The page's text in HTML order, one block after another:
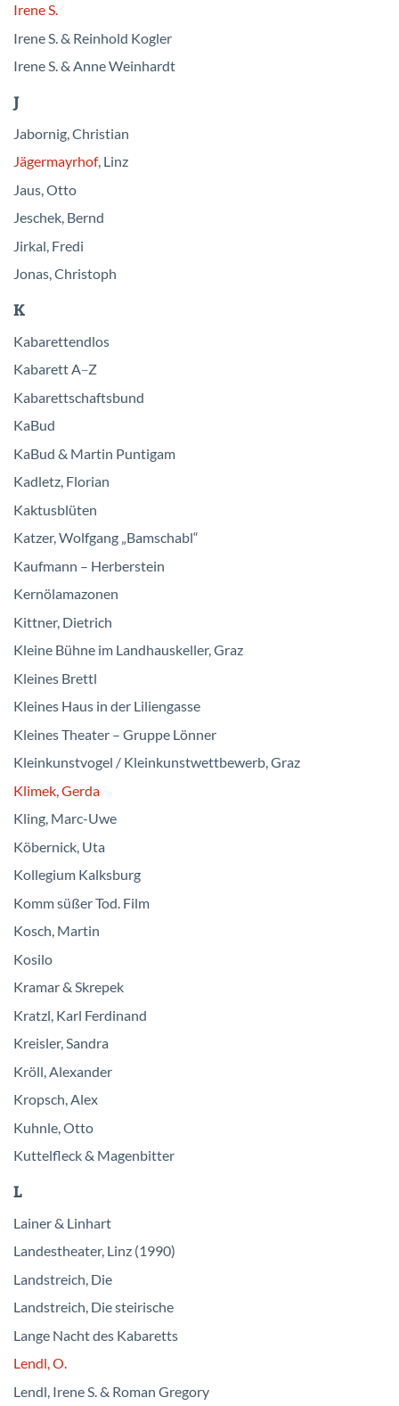
Irene S.
Irene S. & Reinhold Kogler
Irene S. & Anne Weinhardt
J
Jabornig, Christian
Jägermayrhof, Linz
Jaus, Otto
Jeschek, Bernd
Jirkal, Fredi
Jonas, Christoph
K
Kabarettendlos
Kabarett A–Z
Kabarettschaftsbund
KaBud
KaBud & Martin Puntigam
Kadletz, Florian
Kaktusblüten
Katzer, Wolfgang „Bamschabl“
Kaufmann – Herberstein
Kernölamazonen
Kittner, Dietrich
Kleine Bühne im Landhauskeller, Graz
Kleines Brettl
Kleines Haus in der Liliengasse
Kleines Theater – Gruppe Lönner
Kleinkunstvogel / Kleinkunstwettbewerb, Graz
Klimek, Gerda
Kling, Marc-Uwe
Köbernick, Uta
Kollegium Kalksburg
Komm süßer Tod. Film
Kosch, Martin
Kosilo
Kramar & Skrepek
Kratzl, Karl Ferdinand
Kreisler, Sandra
Kröll, Alexander
Kropsch, Alex
Kuhnle, Otto
Kuttelfleck & Magenbitter
L
Lainer & Linhart
Landestheater, Linz (1990)
Landstreich, Die
Landstreich, Die steirische
Lange Nacht des Kabaretts
Lendl, O.
Lendl, Irene S. & Roman Gregory